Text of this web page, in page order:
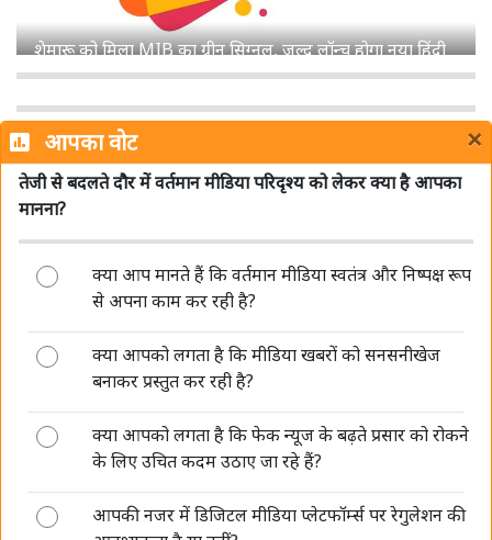
डीपफेक पर सरकार की सख्ती जारी, संसद में बताया- अब 3 घंटे में
हटाना होगा गैरकानूनी कंटेंट
पिछले एक साल में प्रसार भारती की संपादकीय स्वतंत्रता को लेकर
नहीं मिली कोई शिकायत: सरकार
AI की रफ्तार बनाम पत्रकारिता का भरोसा, 'मीडिया संवाद' में
आपका वोट ×
तेजी से बदलते दौर में वर्तमान मीडिया परिदृश्य को लेकर क्या है आपका
मानना?
क्या आप मानते हैं कि वर्तमान मीडिया स्वतंत्र और निष्पक्ष रूप
से अपना काम कर रही है?
क्या आपको लगता है कि मीडिया खबरों को सनसनीखेज
बनाकर प्रस्तुत कर रही है?
क्या आपको लगता है कि फेक न्यूज के बढ़ते प्रसार को रोकने
के लिए उचित कदम उठाए जा रहे हैं?
आपकी नजर में डिजिटल मीडिया प्लेटफॉर्म्स पर रेगुलेशन की